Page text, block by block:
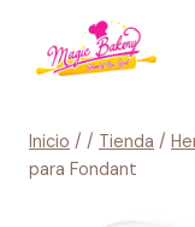
contenido
Inicio / / Tienda /
para Fondant